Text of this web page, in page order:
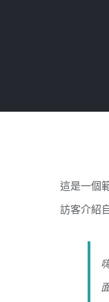
這是一個
訪客介紹